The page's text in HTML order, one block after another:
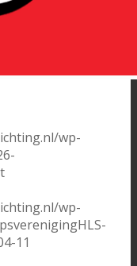
wp-
wp-
11